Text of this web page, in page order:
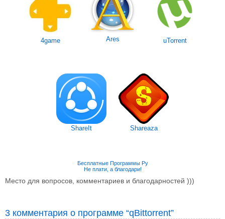
4game Ares uTorrent
ShareIt Shareaza
Бесплатные Программы Ру
Не плати, а благодари!
Место для вопросов, комментариев и благодарностей )))
3 комментария о программе “qBittorrent”